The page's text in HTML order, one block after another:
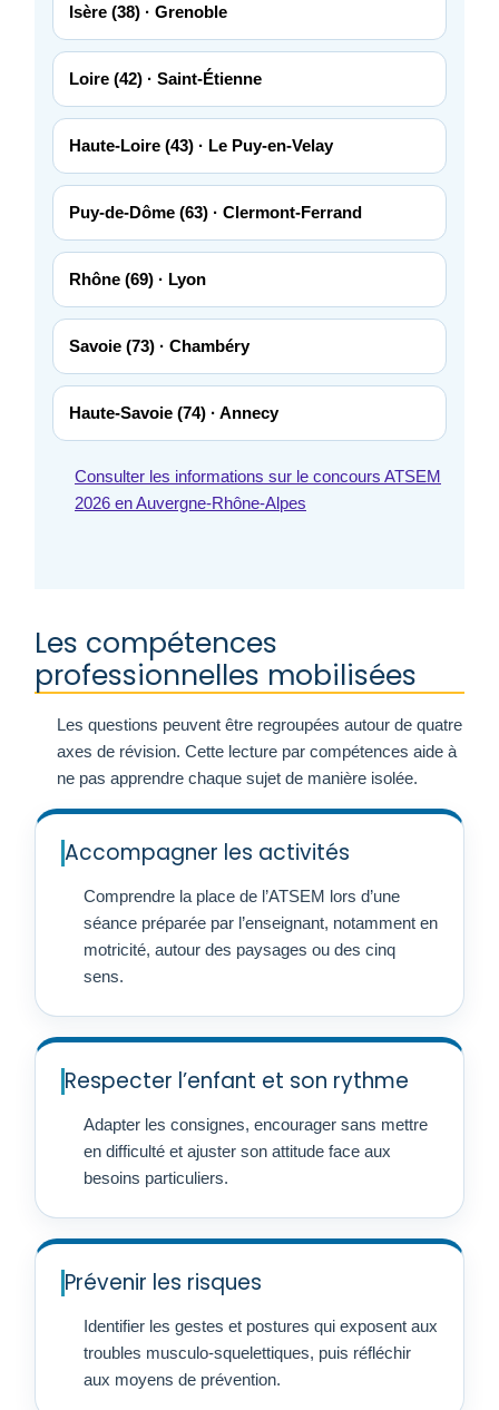
Isère (38) · Grenoble
Loire (42) · Saint-Étienne
Haute-Loire (43) · Le Puy-en-Velay
Puy-de-Dôme (63) · Clermont-Ferrand
Rhône (69) · Lyon
Savoie (73) · Chambéry
Haute-Savoie (74) · Annecy
Consulter les informations sur le concours ATSEM
2026 en Auvergne-Rhône-Alpes
Les compétences
professionnelles mobilisées
Les questions peuvent être regroupées autour de quatre
axes de révision. Cette lecture par compétences aide à
ne pas apprendre chaque sujet de manière isolée.
Accompagner les activités
Comprendre la place de l’ATSEM lors d’une
séance préparée par l’enseignant, notamment en
motricité, autour des paysages ou des cinq
sens.
Respecter l’enfant et son rythme
Adapter les consignes, encourager sans mettre
en difficulté et ajuster son attitude face aux
besoins particuliers.
Prévenir les risques
Identifier les gestes et postures qui exposent aux
troubles musculo-squelettiques, puis réfléchir
aux moyens de prévention.